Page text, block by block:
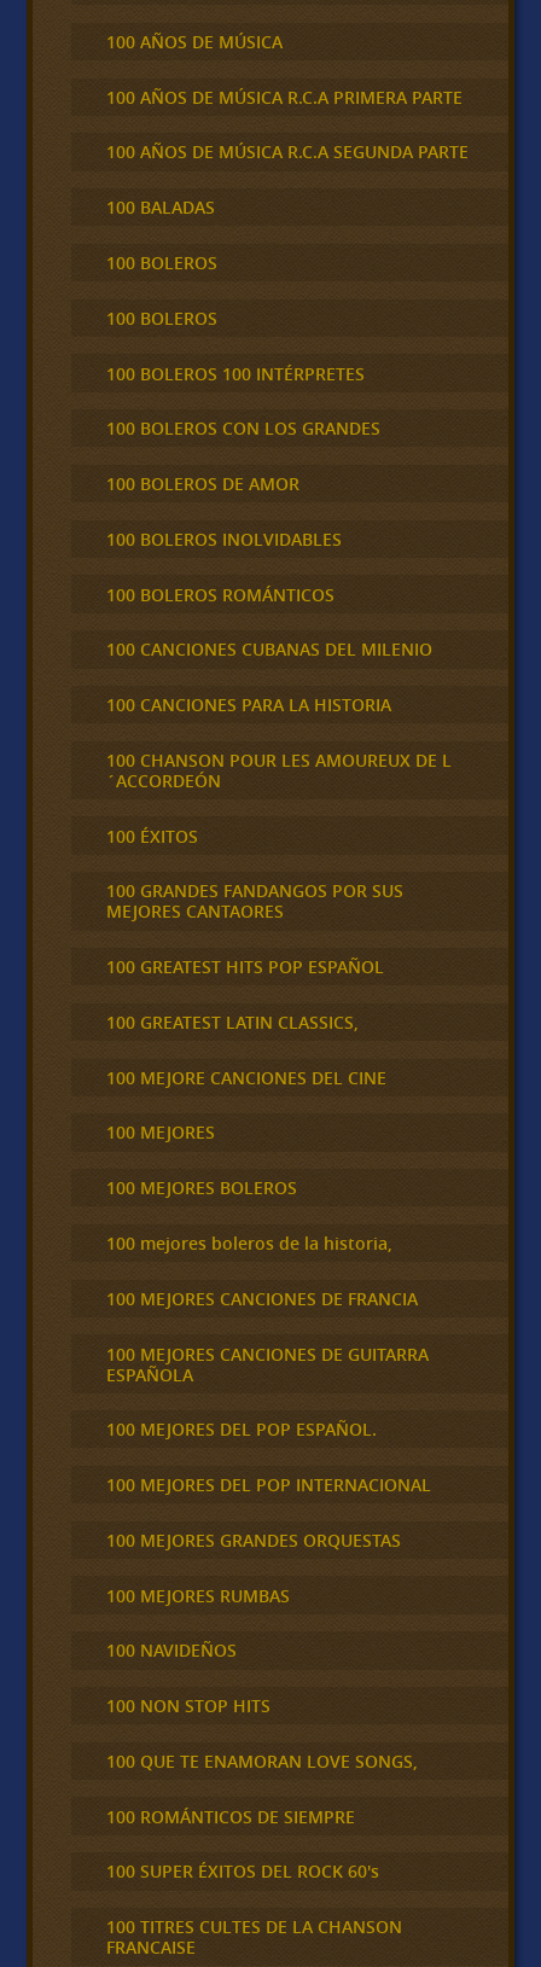
100 AÑOS DE MÚSICA
100 AÑOS DE MÚSICA R.C.A PRIMERA PARTE
100 AÑOS DE MÚSICA R.C.A SEGUNDA PARTE
100 BALADAS
100 BOLEROS
100 BOLEROS
100 BOLEROS 100 INTÉRPRETES
100 BOLEROS CON LOS GRANDES
100 BOLEROS DE AMOR
100 BOLEROS INOLVIDABLES
100 BOLEROS ROMÁNTICOS
100 CANCIONES CUBANAS DEL MILENIO
100 CANCIONES PARA LA HISTORIA
100 CHANSON POUR LES AMOUREUX DE L
´ACCORDEÓN
100 ÉXITOS
100 GRANDES FANDANGOS POR SUS
MEJORES CANTAORES
100 GREATEST HITS POP ESPAÑOL
100 GREATEST LATIN CLASSICS,
100 MEJORE CANCIONES DEL CINE
100 MEJORES
100 MEJORES BOLEROS
100 mejores boleros de la historia,
100 MEJORES CANCIONES DE FRANCIA
100 MEJORES CANCIONES DE GUITARRA
ESPAÑOLA
100 MEJORES DEL POP ESPAÑOL.
100 MEJORES DEL POP INTERNACIONAL
100 MEJORES GRANDES ORQUESTAS
100 MEJORES RUMBAS
100 NAVIDEÑOS
100 NON STOP HITS
100 QUE TE ENAMORAN LOVE SONGS,
100 ROMÁNTICOS DE SIEMPRE
100 SUPER ÉXITOS DEL ROCK 60's
100 TITRES CULTES DE LA CHANSON
FRANCAISE